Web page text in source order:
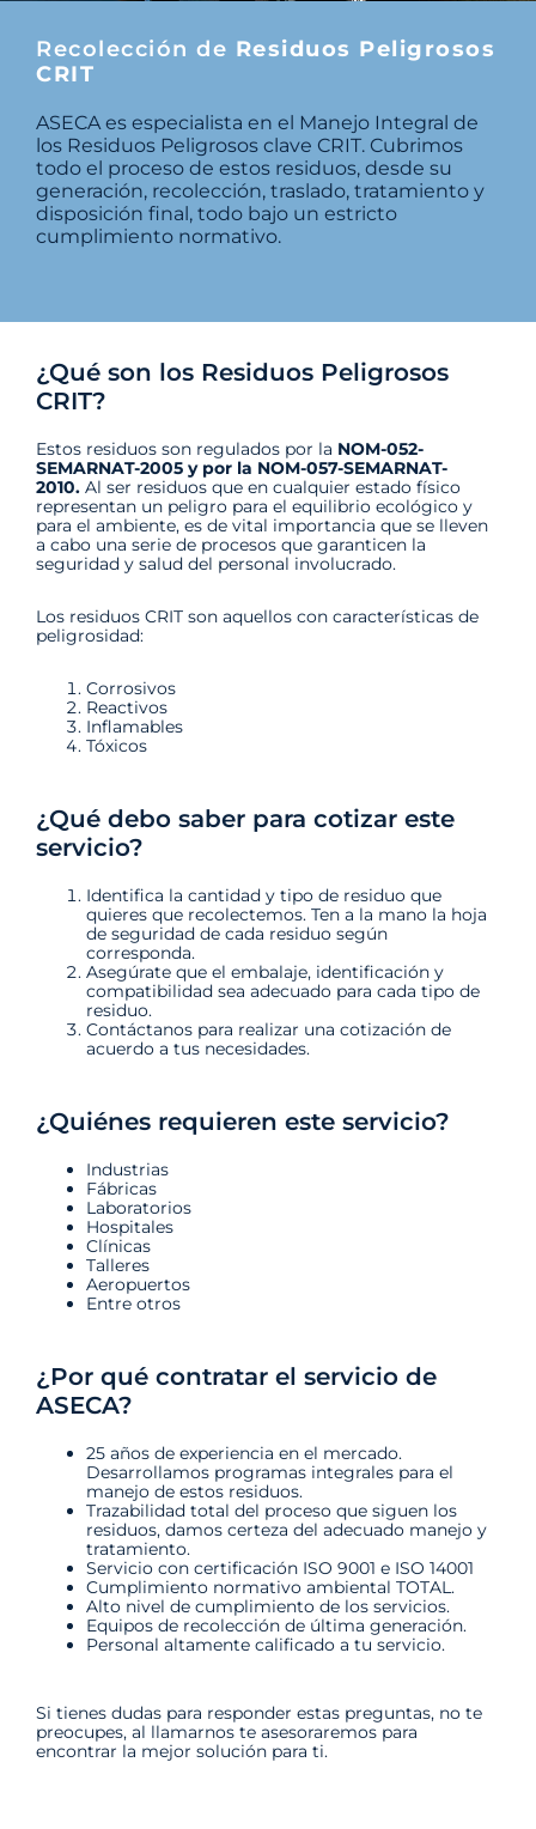
Recolección de Residuos Peligrosos
CRIT
ASECA es especialista en el Manejo Integral de
los Residuos Peligrosos clave CRIT. Cubrimos
todo el proceso de estos residuos, desde su
generación, recolección, traslado, tratamiento y
disposición final, todo bajo un estricto
cumplimiento normativo.
¿Qué son los Residuos Peligrosos
CRIT?
Estos residuos son regulados por la NOM-052-
SEMARNAT-2005 y por la NOM-057-SEMARNAT-
2010. Al ser residuos que en cualquier estado físico
representan un peligro para el equilibrio ecológico y
para el ambiente, es de vital importancia que se lleven
a cabo una serie de procesos que garanticen la
seguridad y salud del personal involucrado.
Los residuos CRIT son aquellos con características de
peligrosidad:
Corrosivos
Reactivos
Inflamables
Tóxicos
¿Qué debo saber para cotizar este
servicio?
Identifica la cantidad y tipo de residuo que
quieres que recolectemos. Ten a la mano la hoja
de seguridad de cada residuo según
corresponda.
Asegúrate que el embalaje, identificación y
compatibilidad sea adecuado para cada tipo de
residuo.
Contáctanos para realizar una cotización de
acuerdo a tus necesidades.
¿Quiénes requieren este servicio?
Industrias
Fábricas
Laboratorios
Hospitales
Clínicas
Talleres
Aeropuertos
Entre otros
¿Por qué contratar el servicio de
ASECA?
25 años de experiencia en el mercado.
Desarrollamos programas integrales para el
manejo de estos residuos.
Trazabilidad total del proceso que siguen los
residuos, damos certeza del adecuado manejo y
tratamiento.
Servicio con certificación ISO 9001 e ISO 14001
Cumplimiento normativo ambiental TOTAL.
Alto nivel de cumplimiento de los servicios.
Equipos de recolección de última generación.
Personal altamente calificado a tu servicio.
Si tienes dudas para responder estas preguntas, no te
preocupes, al llamarnos te asesoraremos para
encontrar la mejor solución para ti.